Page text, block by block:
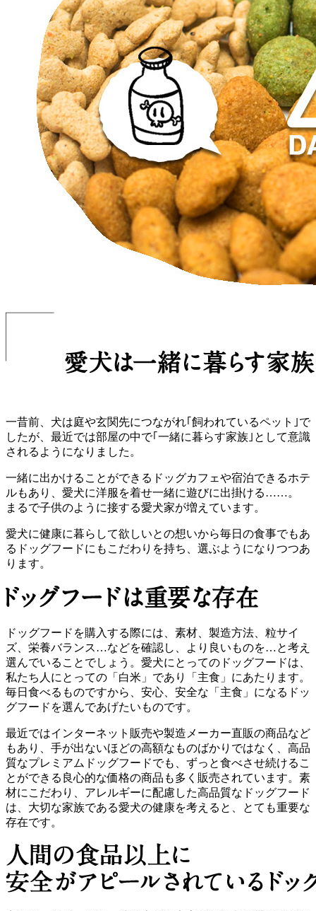
一昔前、犬は庭や玄関先につながれ｢飼われているペット｣で
したが、最近では部屋の中で｢一緒に暮らす家族｣として意識
されるようになりました。
一緒に出かけることができるドッグカフェや宿泊できるホテ
ルもあり、愛犬に洋服を着せ一緒に遊びに出掛ける……。
まるで子供のように接する愛犬家が増えています。
愛犬に健康に暮らして欲しいとの想いから毎日の食事でもあ
るドッグフードにもこだわりを持ち、選ぶようになりつつあ
ります。
ドッグフードを購入する際には、素材、製造方法、粒サイ
ズ、栄養バランス…などを確認し、より良いものを…と考え
選んでいることでしょう。愛犬にとってのドッグフードは、
私たち人にとっての「白米」であり「主食」にあたります。
毎日食べるものですから、安心、安全な「主食」になるドッ
グフードを選んであげたいものです。
最近ではインターネット販売や製造メーカー直販の商品など
もあり、手が出ないほどの高額なものばかりではなく、高品
質なプレミアムドッグフードでも、ずっと食べさせ続けるこ
とができる良心的な価格の商品も多く販売されています。素
材にこだわり、アレルギーに配慮した高品質なドッグフード
は、大切な家族である愛犬の健康を考えると、とても重要な
存在です。